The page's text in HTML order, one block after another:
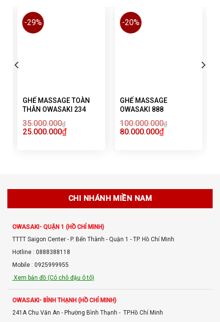
-29%
GHẾ MASSAGE TOÀN
THÂN OWASAKI 234
35.000.000₫
25.000.000₫
-20%
GHẾ MASSAGE
OWASAKI 888
100.000.000₫
80.000.000₫
CHI NHÁNH MIỀN NAM
OWASAKI- QUẬN 1 (HỒ CHÍ MINH)
TTTT Saigon Center - P. Bến Thành - Quận 1 - TP. Hồ Chí Minh
Hotline : 0888388118
Mobile : 0925999955
Xem bản đồ (Có chỗ đậu ô tô)
OWASAKI- BÌNH THẠNH (HỒ CHÍ MINH)
241A Chu Văn An - Phường Bình Thạnh - TP.Hồ Chí Minh